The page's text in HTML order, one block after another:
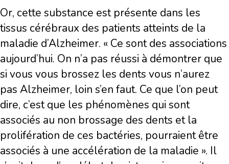
Or, cette substance est présente dans les
tissus cérébraux des patients atteints de la
maladie d’Alzheimer. « Ce sont des associations
aujourd’hui. On n’a pas réussi à démontrer que
si vous vous brossez les dents vous n’aurez
pas Alzheimer, loin s’en faut. Ce que l’on peut
dire, c’est que les phénomènes qui sont
associés au non brossage des dents et la
prolifération de ces bactéries, pourraient être
associés à une accélération de la maladie ». Il